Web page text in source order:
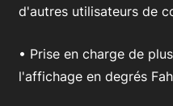
d'autres utilisateurs de
• Prise en charge de
l'affichage en degrés